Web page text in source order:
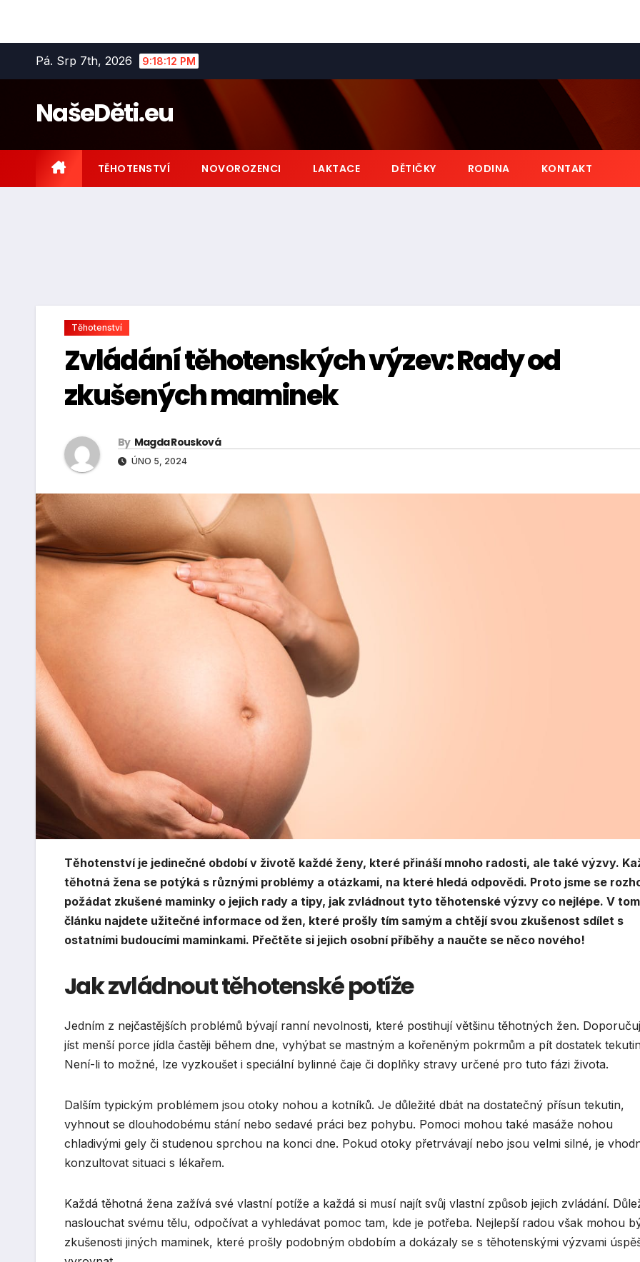
Pá. Srp 7th, 2026 9:18:14 PM
NašeDěti.eu
TĚHOTENSTVÍ NOVOROZENCI LAKTACE DĚTIČKY RODINA KONTAKT
Těhotenství
Zvládání těhotenských výzev: Rady od
zkušených maminek
By Magda Rousková
ÚNO 5, 2024
Těhotenství je jedinečné období v životě každé ženy, které přináší mnoho radosti, ale také výzvy.
těhotná žena se potýká s různými problémy a otázkami, na které hledá odpovědi. Proto jsme se
požádat zkušené maminky o jejich rady a tipy, jak zvládnout tyto těhotenské výzvy co nejlépe. V
článku najdete užitečné informace od žen, které prošly tím samým a chtějí svou zkušenost sdílet s
ostatními budoucími maminkami. Přečtěte si jejich osobní příběhy a naučte se něco nového!
Jak zvládnout těhotenské potíže
Jedním z nejčastějších problémů bývají ranní nevolnosti, které postihují většinu těhotných žen.
jíst menší porce jídla častěji během dne, vyhýbat se mastným a kořeněným pokrmům a pít dostatek
Není-li to možné, lze vyzkoušet i speciální bylinné čaje či doplňky stravy určené pro tuto fázi života.
Dalším typickým problémem jsou otoky nohou a kotníků. Je důležité dbát na dostatečný přísun tekutin,
vyhnout se dlouhodobému stání nebo sedavé práci bez pohybu. Pomoci mohou také masáže nohou
chladivými gely či studenou sprchou na konci dne. Pokud otoky přetrvávají nebo jsou velmi silné, je
konzultovat situaci s lékařem.
Každá těhotná žena zažívá své vlastní potíže a každá si musí najít svůj vlastní způsob jejich zvládání.
naslouchat svému tělu, odpočívat a vyhledávat pomoc tam, kde je potřeba. Nejlepší radou však mohou
zkušenosti jiných maminek, které prošly podobným obdobím a dokázaly se s těhotenskými výzvami